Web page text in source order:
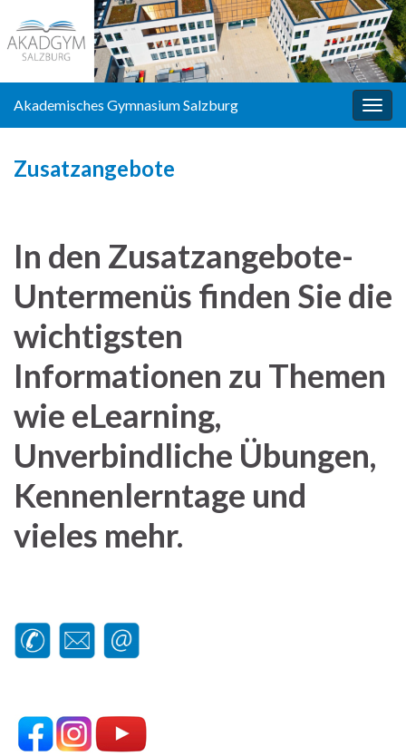
Akademisches Gymnasium Salzburg
Zusatzangebote
In den Zusatzangebote-
Untermenüs finden Sie die
wichtigsten
Informationen zu Themen
wie eLearning,
Unverbindliche Übungen,
Kennenlerntage und
vieles mehr.